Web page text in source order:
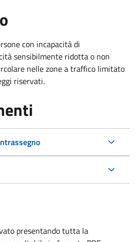
con incapacità di
sensibilmente ridotta o non
nelle zone a traffico limitato
riservati.
presentando tutta la